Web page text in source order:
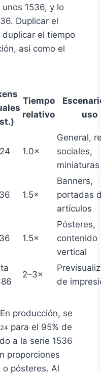
1536, y lo
Duplicar el
el tiempo
así como el
Tiempo
relativo
uso
1.0×
General,
sociales,
miniaturas
1.5×
Banners,
portadas
artículos
1.5×
Pósteres,
contenido
vertical
2–3×
de
producción, se
para el 95% de
a la serie 1536
proporciones
o pósteres. Al